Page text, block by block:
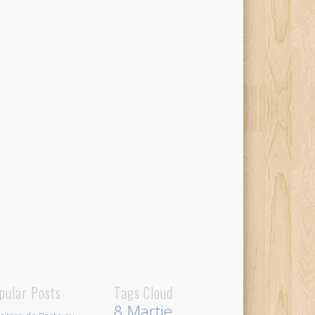
Posts Tags Cloud